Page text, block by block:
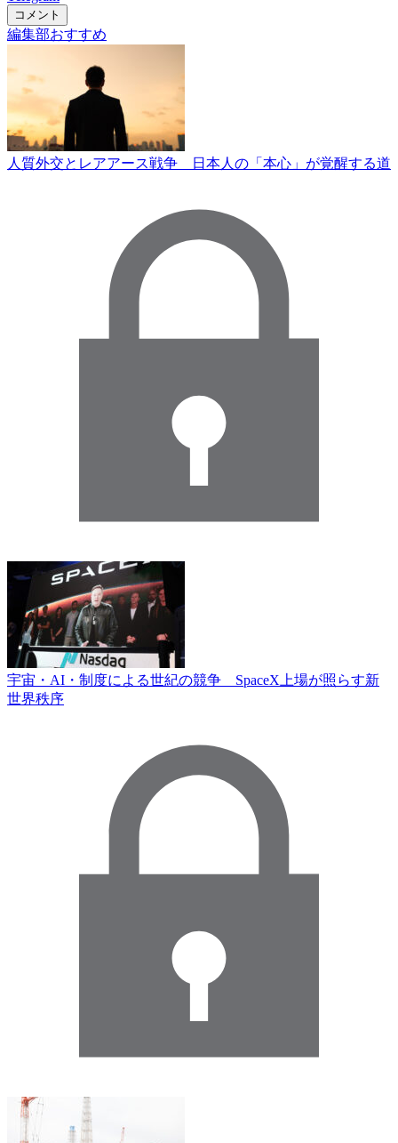
コメント
編集部おすすめ
人質外交とレアアース戦争 日本人の「本心」が覚醒する道
宇宙・AI・制度による世紀の競争 SpaceX上場が照らす新
世界秩序